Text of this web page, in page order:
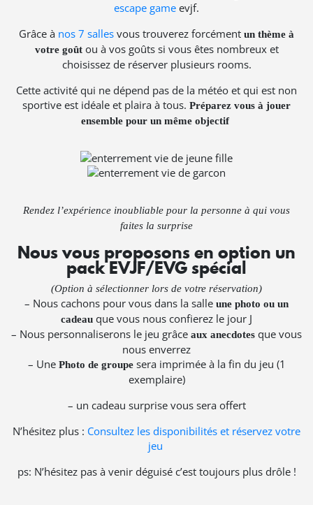
escape game evjf.
Grâce à nos 7 salles vous trouverez forcément un thème à
votre goûtou à vos goûts si vous êtes nombreux et
choisissez de réserver plusieurs rooms.
Cette activité qui ne dépend pas de la météo et qui est non
sportive est idéale et plaira à tous. Préparez vous à jouer
ensemble pour un même objectif
Rendez l’expérience inoubliable pour la personne à qui vous
faites la surprise
Nous vous proposons en option un
pack EVJF/EVGspécial
(Option à sélectionner lors de votre réservation)
– Nous cachons pour vous dans la salle une photo ou un
cadeau que vous nous confierez le jour J
– Nous personnaliserons le jeu grâce aux anecdotes que vous
nous enverrez
– Une Photo de groupesera imprimée à la fin du jeu (1
exemplaire)
– un cadeau surprise vous sera offert
N’hésitez plus : Consultez les disponibilités et réservez votre
jeu
ps: N’hésitez pas à venir déguisé c’est toujours plus drôle !